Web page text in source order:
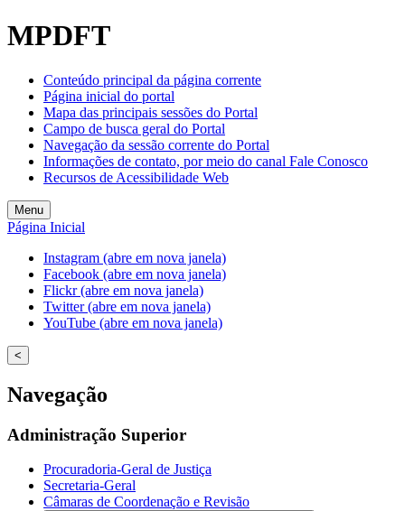
MPDFT
Conteúdo principal da página corrente
Página inicial do portal
Mapa das principais sessões do Portal
Campo de busca geral do Portal
Navegação da sessão corrente do Portal
Informações de contato, por meio do canal Fale Conosco
Recursos de Acessibilidade Web
Menu
Página Inicial
Instagram (abre em nova janela)
Facebook (abre em nova janela)
Flickr (abre em nova janela)
Twitter (abre em nova janela)
YouTube (abre em nova janela)
<
Navegação
Administração Superior
Procuradoria-Geral de Justiça
Secretaria-Geral
Câmaras de Coordenação e Revisão